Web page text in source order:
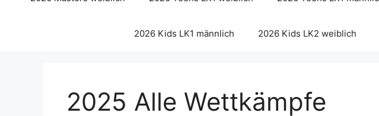
2026 Kids LK1 männlich 2026 Kids LK2 weiblich
2025 Alle Wettkämpfe